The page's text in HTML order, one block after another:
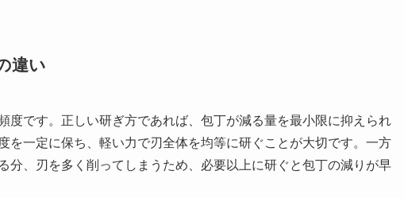
違い
度です。正しい研ぎ方であれば、包丁が減る量を最小限に抑えられ
を一定に保ち、軽い力で刃全体を均等に研ぐことが大切です。一方
分、刃を多く削ってしまうため、必要以上に研ぐと包丁の減りが早